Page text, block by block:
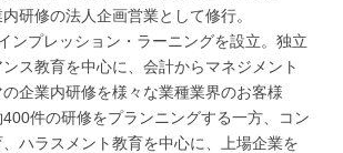
研修の法人企画営業として修行。
ンプレッション・ラーニングを設立。独立
ス教育を中心に、会計からマネジメント
企業内研修を様々な業種業界のお客様
件の研修をプランニングする一方、コン
ハラスメント教育を中心に、上場企業を